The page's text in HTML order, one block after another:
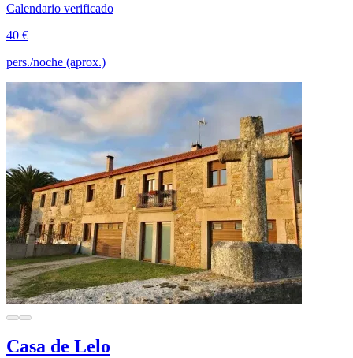
Calendario verificado
40 €
pers./noche (aprox.)
Casa de Lelo